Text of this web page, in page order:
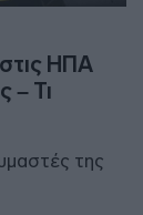
ΗΠΑ
– Τι
της